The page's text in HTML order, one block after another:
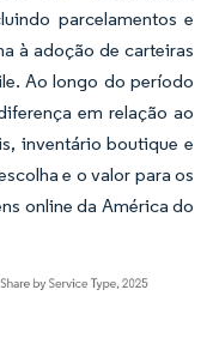
parcelamentos e
à adoção de carteiras
Ao longo do período
em relação ao
inventário boutique e
e o valor para os
online da América do